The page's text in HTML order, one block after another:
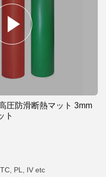
圧防滑断熱マット 3mm
ト
PL, IV etc